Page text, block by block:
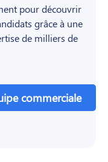
pour découvrir
grâce à une
de milliers de
commerciale